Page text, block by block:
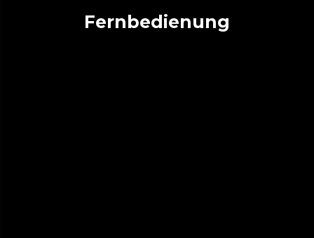
Fernbedienung